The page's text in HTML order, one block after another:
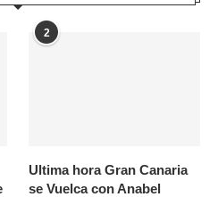
2
Ultima hora Gran Canaria
se Vuelca con Anabel